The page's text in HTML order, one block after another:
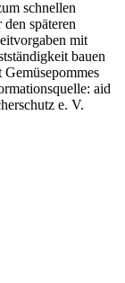
schnellen
späteren
mit
bauen
Gemüsepommes
aid
e. V.